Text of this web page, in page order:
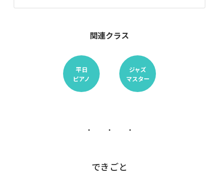
関連クラス
平日
ピアノ
ジャズ
マスター
・ ・ ・
できごと